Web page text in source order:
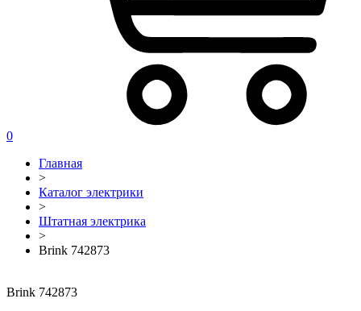
0
Главная
>
Каталог электрики
>
Штатная электрика
>
Brink 742873
Brink 742873